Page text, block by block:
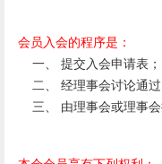
会员入会的程序是：
一、 提交入会申请表；
二、 经理事会讨论通过
三、 由理事会或理事会